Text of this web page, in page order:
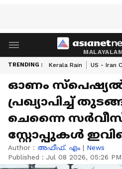
TRENDING : Kerala Rain US - Iran
ഓണം സ്പെഷ്യൽ
പ്രഖ്യാപിച്ച്
ചെന്നൈ
സ്റ്റോപ്പുകൾ
Author : അഫീഫ്. എം | News
Published : Jul 08 2026, 05:26